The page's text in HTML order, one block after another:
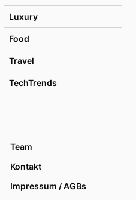
Luxury
Food
Travel
TechTrends
Team
Kontakt
Impressum / AGBs